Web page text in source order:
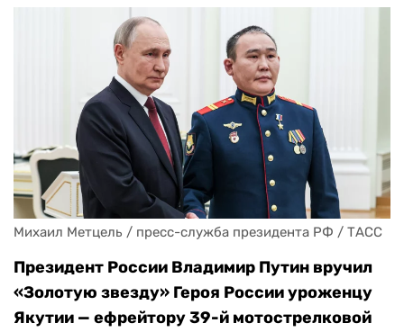
Михаил Метцель / пресс-служба президента РФ / ТАСС
Президент России Владимир Путин вручил
«Золотую звезду» Героя России уроженцу
Якутии — ефрейтору 39-й мотострелковой